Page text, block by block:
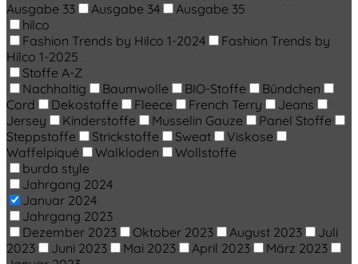
Ausgabe 33
Ausgabe 34
Ausgabe 35
hilco
Fashion Trends by Hilco 1-2024
Fashion Trends by
Hilco 1-2025
Stoffe A-Z
Nachhaltig
Baumwolle BIO-Stoffe
Bündchen
Cord
Dekostoffe Fleece French Terry
Jeans
Jersey
Kinderstoffe Musselin Gauze
Panel Stoffe
Steppstoffe
Strickstoffe Sweat
Viskose
Waffelpiqué
Walkloden
Wollstoffe
burda style
Jahrgang 2024
Januar 2024
Jahrgang 2023
Dezember 2023
Oktober 2023 August 2023
Juli
2023
Juni 2023 Mai 2023 April 2023
März 2023